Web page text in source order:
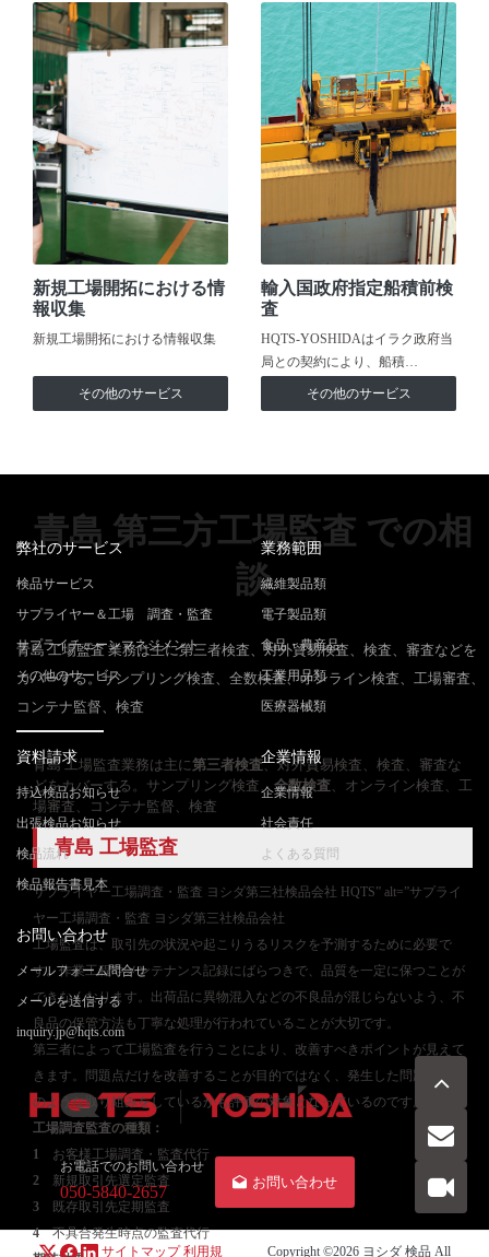
新規工場開拓における情
報収集
新規工場開拓における情報収集
その他のサービス
輸入国政府指定船積前検
査
HQTS-YOSHIDAはイラク政府当
局との契約により、船積…
その他のサービス
青島 第三方工場監査 での相
談
青島 工場監査 業務は主に第三者検査、対外貿易検査、検査、審査などを
カバーする。サンプリング検査、全数検査、オンライン検査、工場審査、
コンテナ監督、検査
青島 工場監査業務は主に 第三者検査、対外貿易検査、検査、審査な
どをカバーする。サンプリング検査、 全数検査 、オンライン検査、工
場審査、コンテナ監督、検査
青島 工場監査
サプライヤー工場調査・監査 ヨシダ第三社検品会社 HQTS” alt=”サプライ
ヤー工場調査・監査 ヨシダ第三社検品会社
工場監査は、取引先の状況や起こりうるリスクを予測するために必要で
す。作業工程やメンテナンス記録にばらつきで、品質を一定に保つことが
できなくなります。出荷品に異物混入などの不良品が混じらないよう、不
良品の保管方法も丁寧な処理が行われていることが大切です。
第三者によって工場監査を行うことにより、改善すべきポイントが見えて
きます。問題点だけを改善することが目的ではなく、発生した問題点にど
のような取り組みをしているかも評価の対象となっているのです。
工場調査監査の種類：
1
お客様工場調査・監査代行
2 新規取引先選定監査
3 既存取引先定期監査
4不具合発生時点の監査代行
弊社のサービス
検品サービス
サプライヤー＆工場 調査・監査
サプライチェーンマネジメント
その他のサービス
業務範囲
繊維製品類
電子製品類
食品・農産品
工業用品類
医療器械類
資料請求
持込検品お知らせ
出張検品お知らせ
検品流れ
検品報告書見本
企業情報
企業情報
社会責任
よくある質問
お問い合わせ
メールフォーム問合せ
メールを送信する
inquiry.jp@hqts.com
お電話でのお問い合わせ
050-5840-2657
お問い合わせ
サイトマップ 利用規 Copyright ©2026 ヨシダ 検品 All